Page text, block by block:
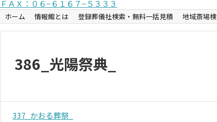
ＦＡＸ：０６−６１６７−５３３３
ホーム 情報館とは 登録葬儀社検索・無料一括見積 地域斎場
386_光陽祭典_
337_かおる葬祭_